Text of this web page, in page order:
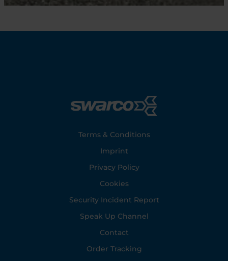
Terms & Conditions
Imprint
Privacy Policy
Cookies
Security Incident Report
Speak Up Channel
Contact
Order Tracking